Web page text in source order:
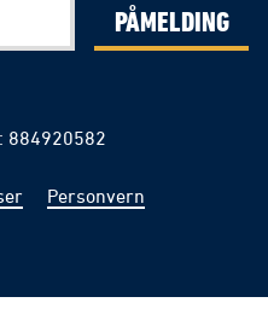
PÅMELDING
884920582
Personvern